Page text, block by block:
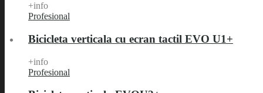
+info
Profesional
Bicicleta verticala cu ecran tactil EVO U1+
+info
Profesional